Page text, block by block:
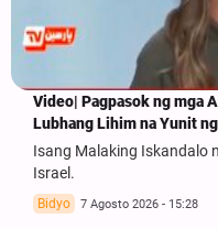
Video| Pagpasok ng mga
Lubhang Lihim na Yunit
Isang Malaking Iskandalo
Israel.
Bidyo 7 Agosto 2026 - 15:28